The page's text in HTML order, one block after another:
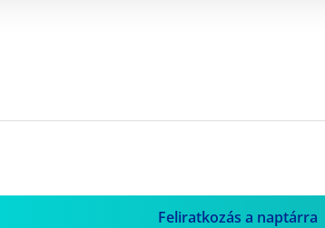
Feliratkozás a naptárra